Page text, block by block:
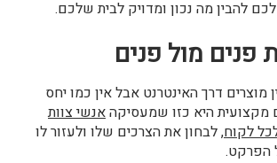
להבין מה נכון ומדויק לבית שלכם.
פנים מול פנים
מוצרים דרך האינטרנט אבל אין כמו יחס
מקצועית היא כזו שמעסיקהאנשי צוות
לקוח, לבחון את הצרכים שלו ולעזור לו
הפרקט.